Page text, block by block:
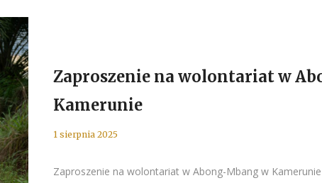
Zaproszenie na wolontariat w
Kamerunie
1 sierpnia 2025
Zaproszenie na wolontariat w Abong-Mbang w